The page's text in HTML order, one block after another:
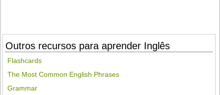
Outros recursos para aprender Inglês
Flashcards
The Most Common English Phrases
Grammar